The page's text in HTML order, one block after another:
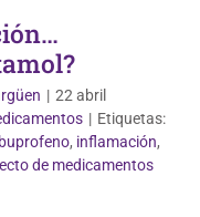
| 22 abril
| Etiquetas:
, inflamación,
de medicamentos